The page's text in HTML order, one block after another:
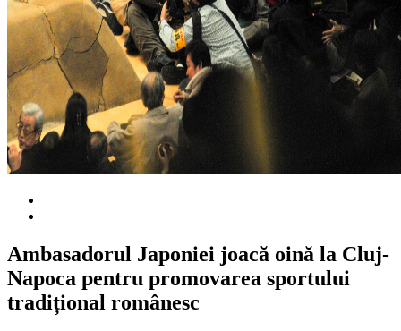
Ambasadorul Japoniei joacă oină la Cluj-
Napoca pentru promovarea sportului
tradițional românesc